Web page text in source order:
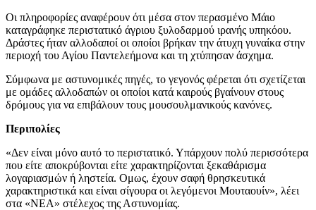
Οι πληροφορίες αναφέρουν ότι μέσα στον περασμένο Μάιο
καταγράφηκε περιστατικό άγριου ξυλοδαρμού ιρανής υπηκόου.
Δράστες ήταν αλλοδαποί οι οποίοι βρήκαν την άτυχη γυναίκα στην
περιοχή του Αγίου Παντελεήμονα και τη χτύπησαν άσχημα.
Σύμφωνα με αστυνομικές πηγές, το γεγονός φέρεται ότι σχετίζεται
με ομάδες αλλοδαπών οι οποίοι κατά καιρούς βγαίνουν στους
δρόμους για να επιβάλουν τους μουσουλμανικούς κανόνες.
Περιπολίες
«Δεν είναι μόνο αυτό το περιστατικό. Υπάρχουν πολύ περισσότερα
που είτε αποκρύβονται είτε χαρακτηρίζονται ξεκαθάρισμα
λογαριασμών ή ληστεία. Ομως, έχουν σαφή θρησκευτικά
χαρακτηριστικά και είναι σίγουρα οι λεγόμενοι Μουταουίν», λέει
στα «ΝΕΑ» στέλεχος της Αστυνομίας.